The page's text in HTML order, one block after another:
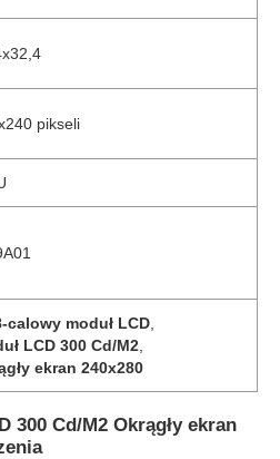
pikseli
calowy moduł LCD
LCD 300 Cd/M2
ekran 240x280
300 Cd/M2 Okrągły ekran